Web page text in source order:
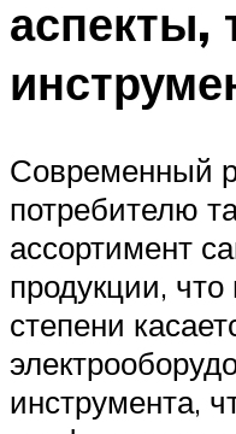
Современный
потребителю
ассортимент
продукции,
степени
инструмента,